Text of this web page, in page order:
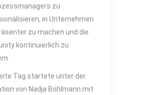
zu
in Unternehmen
zu machen und die
kontinuierlich zu
Tag startete unter der
von Nadja Böhlmann mit